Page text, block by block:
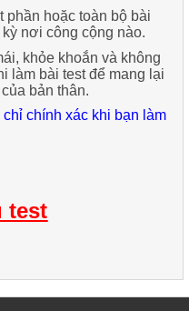
hoặc toàn bộ bài
nơi công cộng nào.
khỏe khoắn và không
làm bài test để mang lại
bản thân.
chỉ chính xác khi bạn làm
test